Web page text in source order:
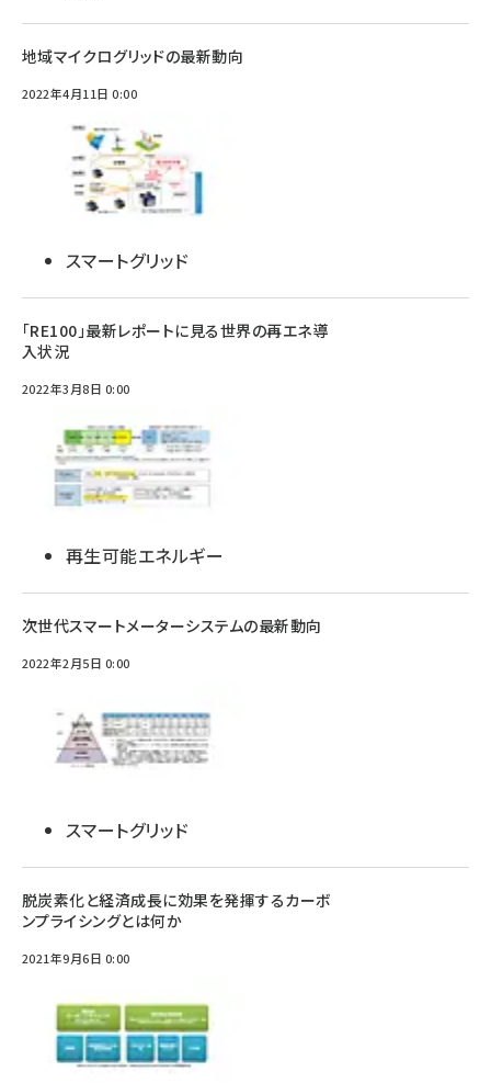
地域マイクログリッドの最新動向
2022年4月11日 0:00
スマートグリッド
「RE100」最新レポートに見る世界の再エネ導
入状況
2022年3月8日 0:00
再生可能エネルギー
次世代スマートメーターシステムの最新動向
2022年2月5日 0:00
スマートグリッド
脱炭素化と経済成長に効果を発揮するカーボ
ンプライシングとは何か
2021年9月6日 0:00